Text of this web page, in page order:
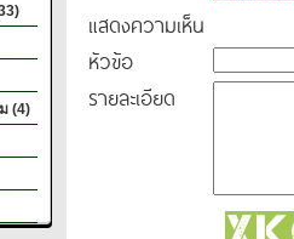
(4)
แสดงความเห็น
หัวข้อ
รายละเอียด